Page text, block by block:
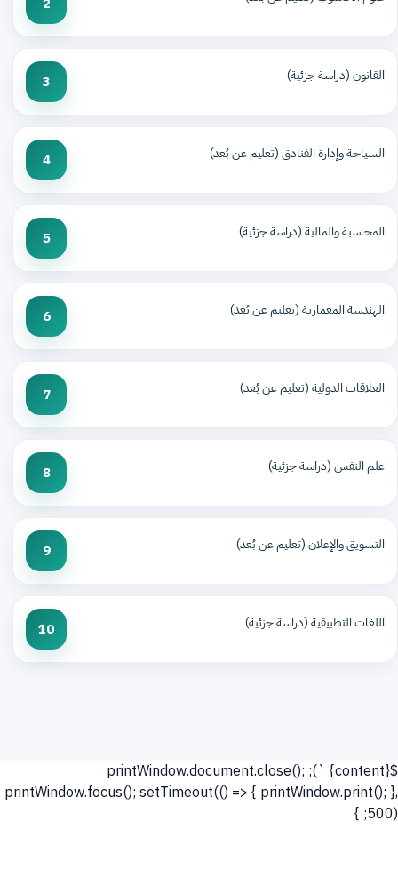
القانون (دراسة جزئية) 3
السياحة وإدارة الفنادق (تعليم عن بُعد) 4
المحاسبة والمالية (دراسة جزئية) 5
الهندسة المعمارية (تعليم عن بُعد) 6
العلاقات الدولية (تعليم عن بُعد) 7
علم النفس (دراسة جزئية) 8
التسويق والإعلان (تعليم عن بُعد) 9
اللغات التطبيقية (دراسة جزئية) 10
${content}
`); printWindow.document.close();
printWindow.focus(); setTimeout(() => { printWindow.print(); },
500); }